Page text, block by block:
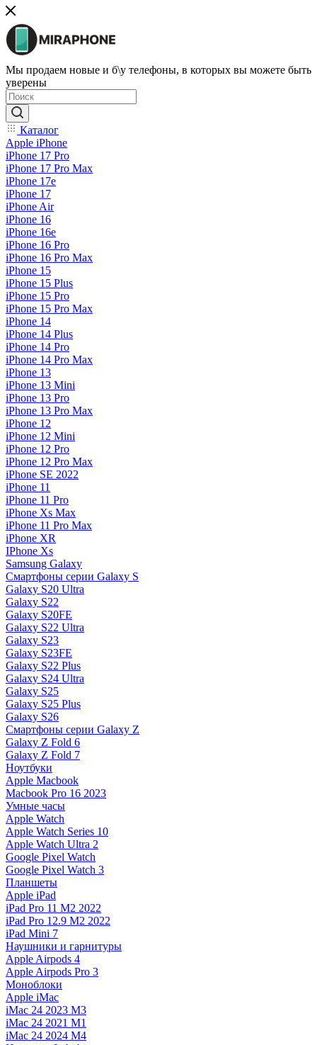
Мы продаем новые и б\у телефоны, в которых вы можете быть
уверены
Каталог
Apple iPhone
iPhone 17 Pro
iPhone 17 Pro Max
iPhone 17e
iPhone 17
iPhone Air
iPhone 16
iPhone 16e
iPhone 16 Pro
iPhone 16 Pro Max
iPhone 15
iPhone 15 Plus
iPhone 15 Pro
iPhone 15 Pro Max
iPhone 14
iPhone 14 Plus
iPhone 14 Pro
iPhone 14 Pro Max
iPhone 13
iPhone 13 Mini
iPhone 13 Pro
iPhone 13 Pro Max
iPhone 12
iPhone 12 Mini
iPhone 12 Pro
iPhone 12 Pro Max
iPhone SE 2022
iPhone 11
iPhone 11 Pro
iPhone Xs Max
iPhone 11 Pro Max
iPhone XR
IPhone Xs
Samsung Galaxy
Смартфоны серии Galaxy S
Galaxy S20 Ultra
Galaxy S22
Galaxy S20FE
Galaxy S22 Ultra
Galaxy S23
Galaxy S23FE
Galaxy S22 Plus
Galaxy S24 Ultra
Galaxy S25
Galaxy S25 Plus
Galaxy S26
Смартфоны серии Galaxy Z
Galaxy Z Fold 6
Galaxy Z Fold 7
Ноутбуки
Apple Macbook
Macbook Pro 16 2023
Умные часы
Apple Watch
Apple Watch Series 10
Apple Watch Ultra 2
Google Pixel Watch
Google Pixel Watch 3
Планшеты
Apple iPad
iPad Pro 11 M2 2022
iPad Pro 12.9 M2 2022
iPad Mini 7
Наушники и гарнитуры
Apple Airpods 4
Apple Airpods Pro 3
Моноблоки
Apple iMac
iMac 24 2023 M3
iMac 24 2021 M1
iMac 24 2024 M4